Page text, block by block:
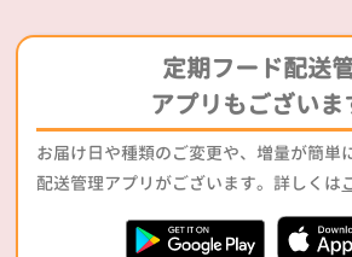
定期フード配送
アプリもございま
お届け日や種類のご変更や、増量が簡単
配送管理アプリがございます。詳しくは